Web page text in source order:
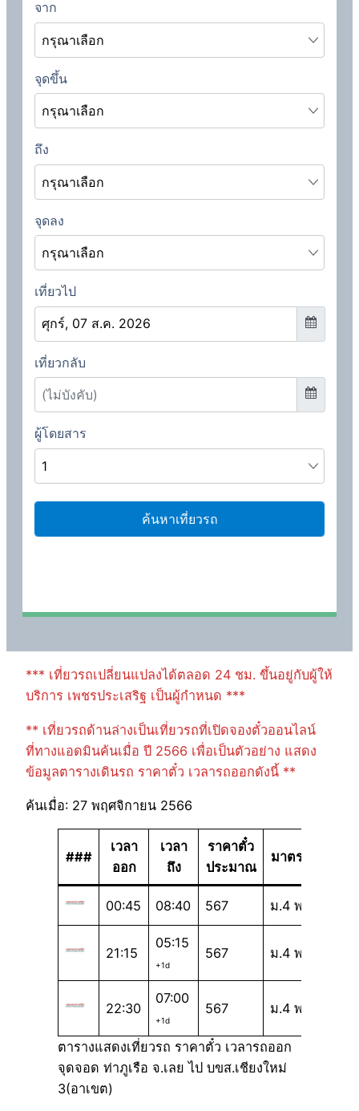
*** เที่ยวรถเปลี่ยนแปลงได้ตลอด 24 ชม. ขึ้นอยู่กับผู้ให้
บริการ เพชรประเสริฐ เป็นผู้กำหนด ***
** เที่ยวรถด้านล่างเป็นเที่ยวรถที่เปิดจองตั๋วออนไลน์
ที่ทางแอดมินค้นเมื่อ ปี 2566 เพื่อเป็นตัวอย่าง แสดง
ข้อมูลตารางเดินรถ ราคาตั๋ว เวลารถออกดังนี้ **
ค้นเมื่อ: 27 พฤศจิกายน 2566
###
เวลา
ออก
เวลา
ถึง
ราคาตั๋ว
ประมาณ
มาตรฐาน
00:45 08:40 567 ม.4 พ
21:15
05:15
+1d
567 ม.4 พ
22:30
07:00
+1d
567 ม.4 พ
ตารางแสดงเที่ยวรถ ราคาตั๋ว เวลารถออก
จุดจอด ท่าภูเรือ จ.เลย ไป บขส.เชียงใหม่
3(อาเขต)